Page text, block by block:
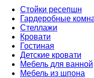
Стойки ресепшн
Гардеробные
Стеллажи
Кровати
Гостиная
Детские кровати
Мебель для ванной
Мебель из шпона